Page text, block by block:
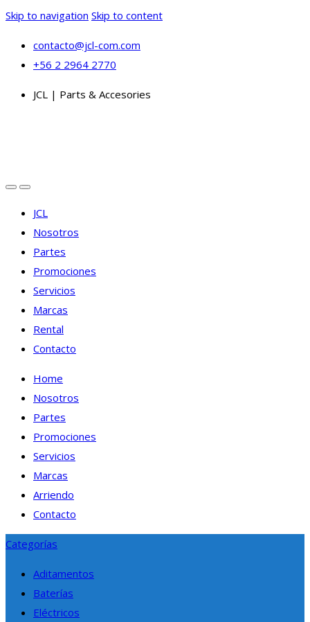
Skip to navigation Skip to content
contacto@jcl-com.com
+56 2 2964 2770
JCL | Parts & Accesories
JCL
Nosotros
Partes
Promociones
Servicios
Marcas
Rental
Contacto
Home
Nosotros
Partes
Promociones
Servicios
Marcas
Arriendo
Contacto
Categorías
Aditamentos
Baterías
Eléctricos